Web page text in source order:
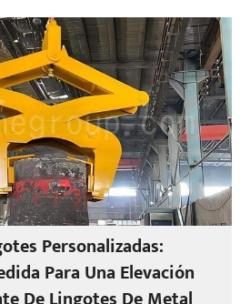
Personalizadas:
Para Una Elevación